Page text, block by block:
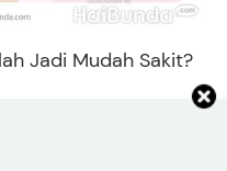
Jadi Mudah Sakit?